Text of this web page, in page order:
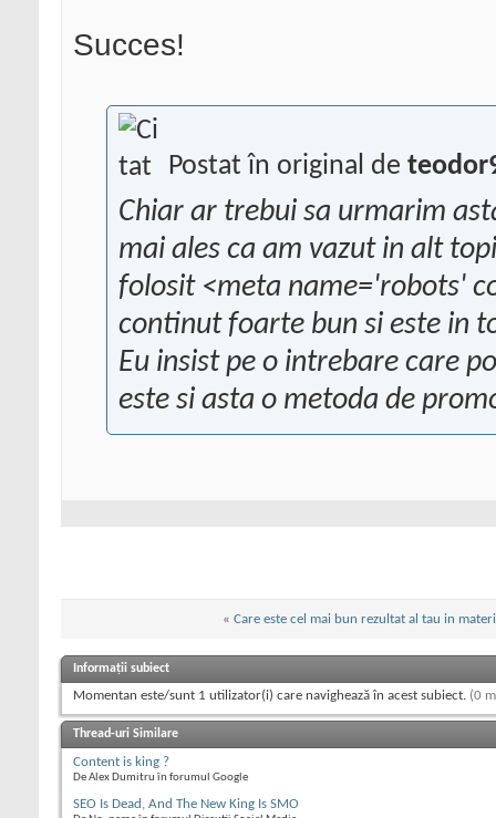
Succes!
Postat în original de
Chiar ar trebui sa urmarim
mai ales ca am vazut in alt
folosit <meta name='robots'
continut foarte bun si este in
Eu insist pe o intrebare care
este si asta o metoda de
« Care este cel mai bun rezultat al tau in
Informații subiect
Momentan este/sunt 1 utilizator(i) care navighează în acest subiect. (0
Thread-uri Similare
Content is king ?
De Alex Dumitru în forumul Google
SEO Is Dead, And The New King Is SMO